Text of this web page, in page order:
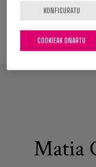
Matia
KONFIGURATU
COOKIEAK ONARTU